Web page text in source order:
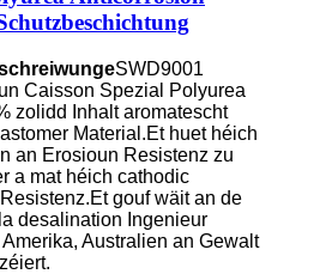
SWD9001
Caisson Spezial Polyurea
zolidd Inhalt aromatescht
Material.Et huet héich
an Erosioun Resistenz zu
a mat héich cathodic
gouf wäit an de
desalination Ingenieur
Australien an Gewalt